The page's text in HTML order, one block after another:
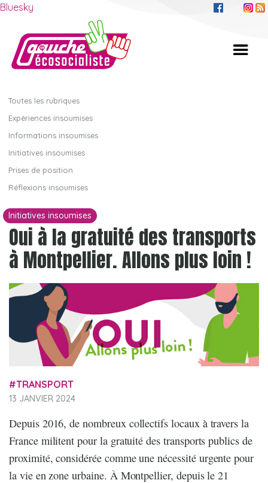
Bluesky
Toutes les rubriques
Expériences insoumises
Informations insoumises
Initiatives insoumises
Prises de position
Réflexions insoumises
Initiatives insoumises
Oui à la gratuité des transports
à Montpellier. Allons plus loin !
TRANSPORT
13 JANVIER 2024
Depuis 2016, de nombreux collectifs locaux à travers la
France militent pour la gratuité des transports publics de
proximité, considérée comme une nécessité urgente pour
la vie en zone urbaine. À Montpellier, depuis le 21